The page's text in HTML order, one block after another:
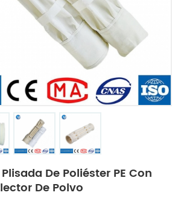
De Poliéster PE Con
De Polvo